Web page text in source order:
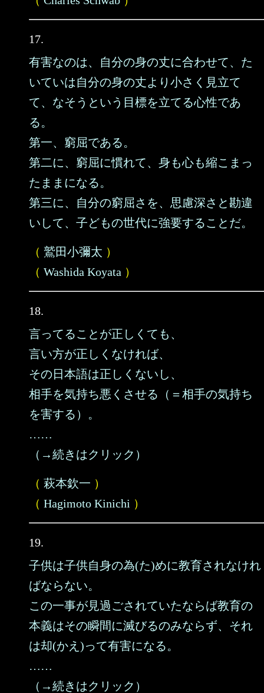
17.
有害なのは、自分の身の丈に合わせて、た
いていは自分の身の丈より小さく見立て
て、なそうという目標を立てる心性であ
る。
第一、窮屈である。
第二に、窮屈に慣れて、身も心も縮こまっ
たままになる。
第三に、自分の窮屈さを、思慮深さと勘違
いして、子どもの世代に強要することだ。
（ 鷲田小彌太 ）
（ Washida Koyata ）
18.
言ってることが正しくても、
言い方が正しくなければ、
その日本語は正しくないし、
相手を気持ち悪くさせる（＝相手の気持ち
を害する）。
……
（→続きはクリック）
（ 萩本欽一 ）
（ Hagimoto Kinichi ）
19.
子供は子供自身の為(た)めに教育されなけれ
ばならない。
この一事が見過ごされていたならば教育の
本義はその瞬間に滅びるのみならず、それ
は却(かえ)って有害になる。
……
（→続きはクリック）